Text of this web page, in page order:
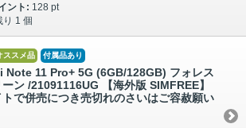
ント: 128 pt
り 1 個
ススメ品 付属品あり
Note 11 Pro+ 5G (6GB/128GB) フォレス
ーン /21091116UG 【海外版 SIMFREE】
で併売につき売切れのさいはご容赦願い